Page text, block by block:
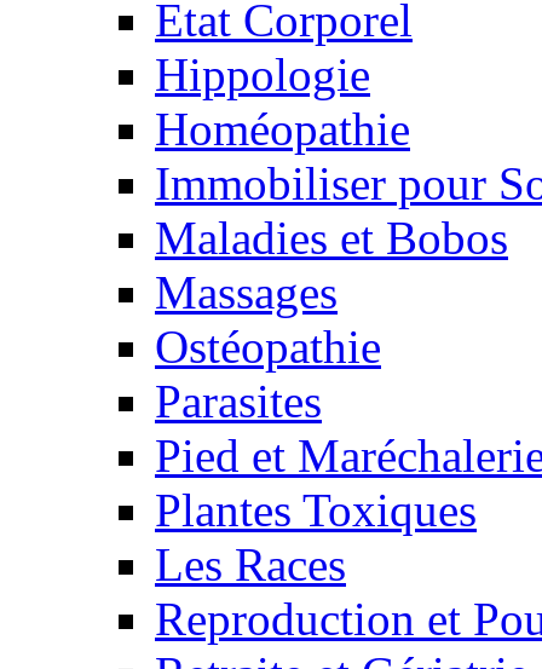
Etat Corporel
Hippologie
Homéopathie
Immobiliser pour
Maladies et Bobos
Massages
Ostéopathie
Parasites
Pied et
Plantes Toxiques
Les Races
Reproduction et